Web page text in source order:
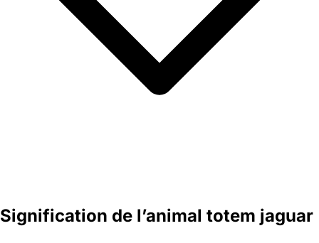
Signification de l’animal totem jaguar